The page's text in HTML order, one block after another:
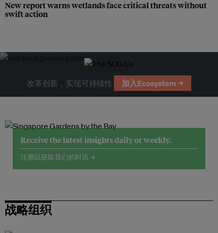
New report warns wetlands face critical threats without
swift action
改革创新，实现可持续性 加入Ecosystem →
Receive the latest insights daily or weekly.
注册以获取我们的时讯 →
战略组织